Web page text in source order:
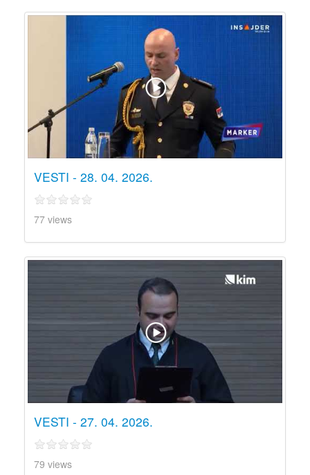
VESTI - 28. 04. 2026.
77 views
VESTI - 27. 04. 2026.
79 views